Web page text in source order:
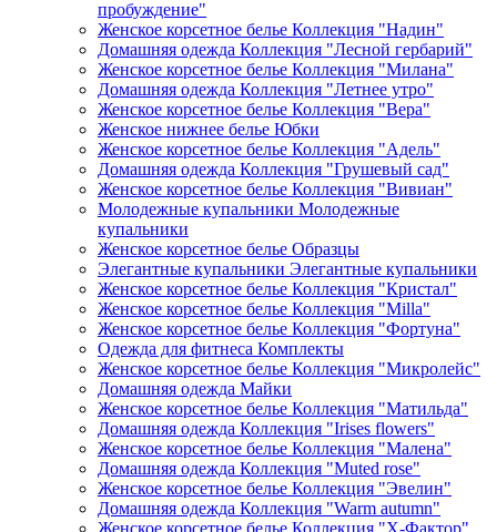
пробуждение"
Женское корсетное белье Коллекция "Надин"
Домашняя одежда Коллекция "Лесной гербарий"
Женское корсетное белье Коллекция "Милана"
Домашняя одежда Коллекция "Летнее утро"
Женское корсетное белье Коллекция "Вера"
Женское нижнее белье Юбки
Женское корсетное белье Коллекция "Адель"
Домашняя одежда Коллекция "Грушевый сад"
Женское корсетное белье Коллекция "Вивиан"
Молодежные купальники Молодежные
купальники
Женское корсетное белье Образцы
Элегантные купальники Элегантные купальники
Женское корсетное белье Коллекция "Кристал"
Женское корсетное белье Коллекция "Milla"
Женское корсетное белье Коллекция "Фортуна"
Одежда для фитнеса Комплекты
Женское корсетное белье Коллекция "Микролейс"
Домашняя одежда Майки
Женское корсетное белье Коллекция "Матильда"
Домашняя одежда Коллекция "Irises flowers"
Женское корсетное белье Коллекция "Малена"
Домашняя одежда Коллекция "Muted rose"
Женское корсетное белье Коллекция "Эвелин"
Домашняя одежда Коллекция "Warm autumn"
Женское корсетное белье Коллекция "Х-Фактор"